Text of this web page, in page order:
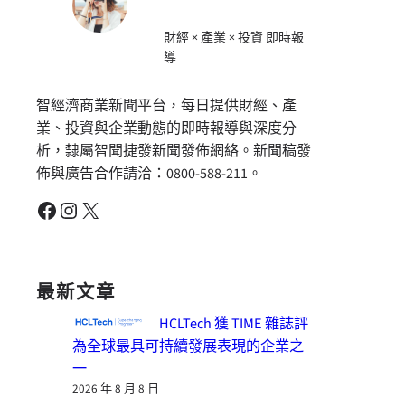
財經 × 產業 × 投資 即時報
導
智經濟商業新聞平台，每日提供財經、產
業、投資與企業動態的即時報導與深度分
析，隸屬智聞捷發新聞發佈網絡。新聞稿發
佈與廣告合作請洽：0800-588-211。
Facebook Instagram X
最新文章
HCLTech 獲 TIME 雜誌評
為全球最具可持續發展表現的企業之
一
2026 年 8 月 8 日